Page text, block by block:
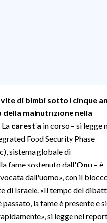
vite di bimbi sotto i cinque
della malnutrizione nella
. La carestia in corso – si legge
Food Security Phase
sistema globale di
fame sostenuto dall'Onu – è
dall'uomo», con il
di Israele. «Il tempo del
la fame è presente e si
si legge nel report,